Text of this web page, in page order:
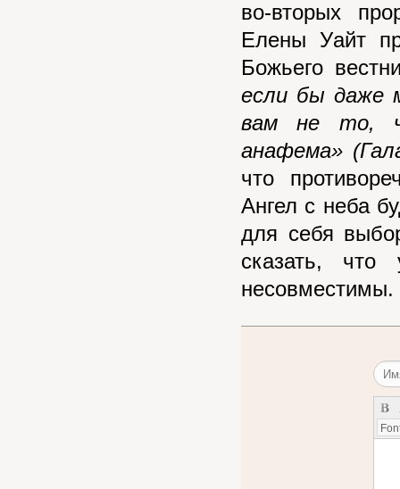
во-вторых
Елены Уайт
Божьего
если бы даже
вам не то,
анафема»
что
Ангел с неба
для себя
сказать,
несовместимы.